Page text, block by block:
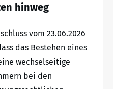
hinweg
vom 23.06.2026
das Bestehen eines
wechselseitige
bei den